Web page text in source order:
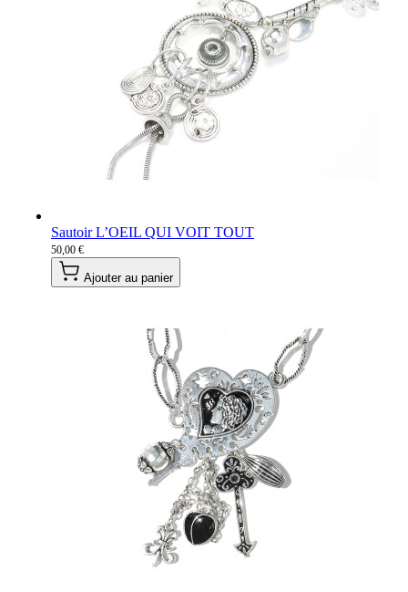
Sautoir L’OEIL QUI VOIT TOUT
50,00 €
Ajouter au panier